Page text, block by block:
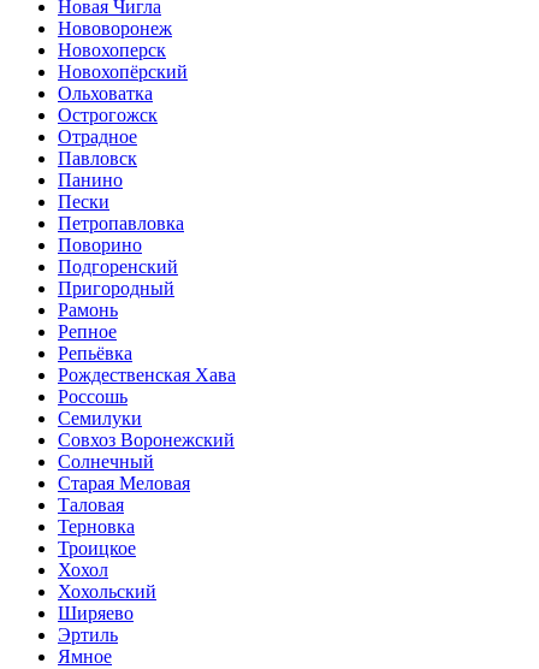
Новая Чигла
Нововоронеж
Новохоперск
Новохопёрский
Ольховатка
Острогожск
Отрадное
Павловск
Панино
Пески
Петропавловка
Поворино
Подгоренский
Пригородный
Рамонь
Репное
Репьёвка
Рождественская Хава
Россошь
Семилуки
Совхоз Воронежский
Солнечный
Старая Меловая
Таловая
Терновка
Троицкое
Хохол
Хохольский
Ширяево
Эртиль
Ямное